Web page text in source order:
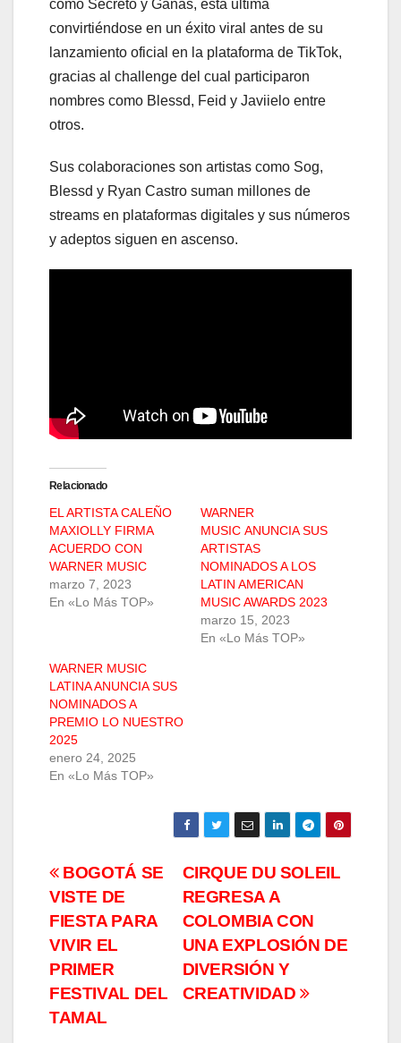
como Secreto y Ganas, está ultima
convirtiéndose en un éxito viral antes de su
lanzamiento oficial en la plataforma de TikTok,
gracias al challenge del cual participaron
nombres como Blessd, Feid y Javiielo entre
otros.
Sus colaboraciones son artistas como Sog,
Blessd y Ryan Castro suman millones de
streams en plataformas digitales y sus números
y adeptos siguen en ascenso.
Relacionado
EL ARTISTA CALEÑO
MAXIOLLY FIRMA
ACUERDO CON
WARNER MUSIC
marzo 7, 2023
En «Lo Más TOP»
WARNER
MUSIC ANUNCIA SUS
ARTISTAS
NOMINADOS A LOS
LATIN AMERICAN
MUSIC AWARDS 2023
marzo 15, 2023
En «Lo Más TOP»
WARNER MUSIC
LATINA ANUNCIA SUS
NOMINADOS A
PREMIO LO NUESTRO
2025
enero 24, 2025
En «Lo Más TOP»
Navegación
de
entradas
CIRQUE DU SOLEIL
REGRESA A
COLOMBIA CON
UNA EXPLOSIÓN DE
DIVERSIÓN Y
CREATIVIDAD
BOGOTÁ SE
VISTE DE
FIESTA PARA
VIVIR EL
PRIMER
FESTIVAL DEL
TAMAL